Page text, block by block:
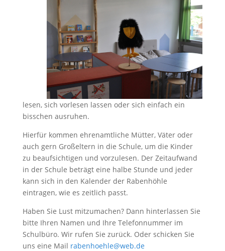
lesen, sich vorlesen lassen oder sich einfach ein
bisschen ausruhen.
Hierfür kommen ehrenamtliche Mütter, Väter oder
auch gern Großeltern in die Schule, um die Kinder
zu beaufsichtigen und vorzulesen. Der Zeitaufwand
in der Schule beträgt eine halbe Stunde und jeder
kann sich in den Kalender der Rabenhöhle
eintragen, wie es zeitlich passt.
Haben Sie Lust mitzumachen? Dann hinterlassen Sie
bitte Ihren Namen und Ihre Telefonnummer im
Schulbüro. Wir rufen Sie zurück. Oder schicken Sie
uns eine Mail rabenhoehle@web.de